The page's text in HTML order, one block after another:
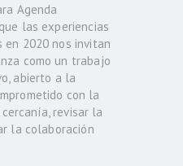
Agenda
las experiencias
en 2020 nos invitan
como un trabajo
abierto a la
con la
revisar la
la colaboración